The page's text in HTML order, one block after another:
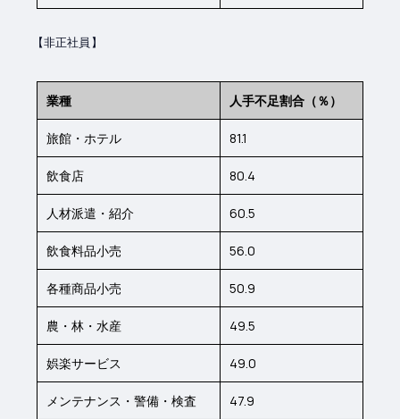
【非正社員】
業種 人手不足割合（％）
旅館・ホテル 81.1
飲食店 80.4
人材派遣・紹介 60.5
飲食料品小売 56.0
各種商品小売 50.9
農・林・水産 49.5
娯楽サービス 49.0
メンテナンス・警備・検査 47.9